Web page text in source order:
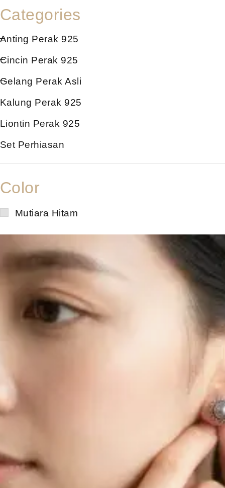
Categories
Anting Perak 925
Cincin Perak 925
Gelang Perak Asli
Kalung Perak 925
Liontin Perak 925
Set Perhiasan
Color
Mutiara Hitam